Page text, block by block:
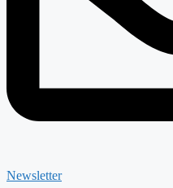
Newsletter